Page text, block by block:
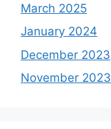
March 2025
January 2024
December 2023
November 2023